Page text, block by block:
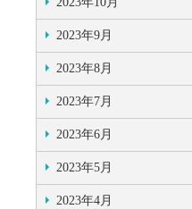
2023年9月
2023年8月
2023年7月
2023年6月
2023年5月
2023年4月